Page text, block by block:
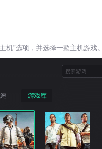
机”选项，并选择一款主机游戏